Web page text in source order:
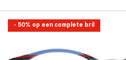
- 50% op een complete bril